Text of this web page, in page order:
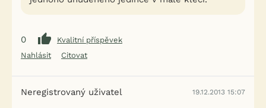
0
Kvalitní příspěvek
Nahlásit
Citovat
Neregistrovaný uživatel 19.12.2013 15:07